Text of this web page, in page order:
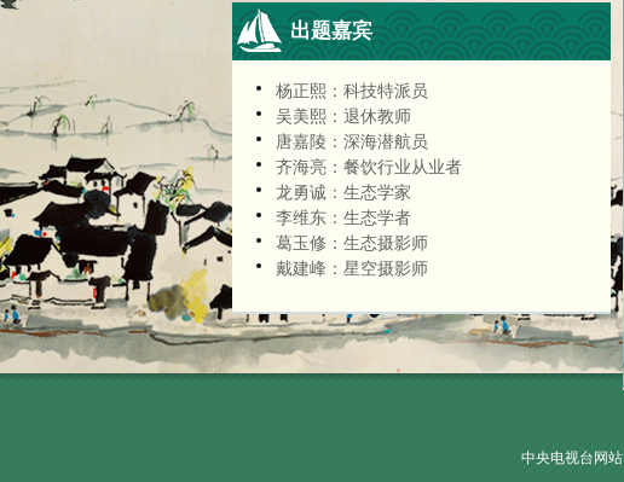
出题嘉宾
杨正熙：科技特派员
吴美熙：退休教师
唐嘉陵：深海潜航员
齐海亮：餐饮行业从业者
龙勇诚：生态学家
李维东：生态学者
葛玉修：生态摄影师
戴建峰：星空摄影师
中央电视台网站